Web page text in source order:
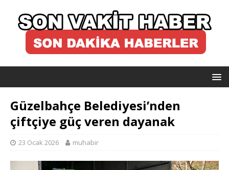
Güzelbahçe Belediyesi’nden
çiftçiye güç veren dayanak
23 Ocak 2026 muhabir